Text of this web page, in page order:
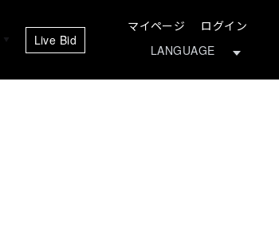
Live Bid
マイページ ログイン